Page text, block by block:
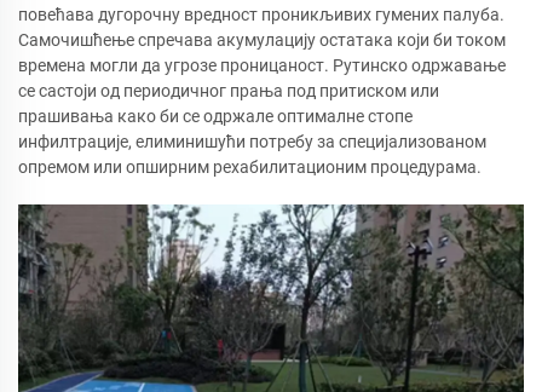
повећава дугорочну вредност проникљивих гумених палуба.
Самочишћење спречава акумулацију остатака који би током
времена могли да угрозе проницаност. Рутинско одржавање
се састоји од периодичног прања под притиском или
прашивања како би се одржале оптималне стопе
инфилтрације, елиминишући потребу за специјализованом
опремом или опширним рехабилитационим процедурама.